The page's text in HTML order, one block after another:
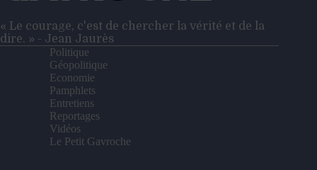
Entretien
avec
Pauline
Perrenot
« Le courage, c'est de chercher la vérité et de la
dire. » - Jean Jaurès
Politique
Géopolitique
Economie
Pamphlets
Entretiens
Reportages
Vidéos
Le Petit Gavroche